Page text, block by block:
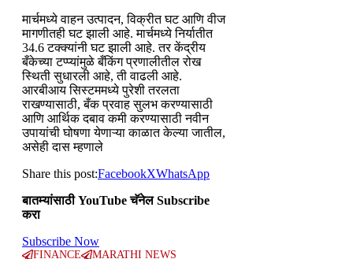
मार्चमध्ये वाहन उत्पादन, विक्रीत घट आणि वीज
मागणीतही घट झाली आहे. मार्चमध्ये निर्यातीत
34.6 टक्क्यांनी घट झाली आहे. तर केंद्रीय
बँकेच्या टप्प्यांमुळे बँकिंग प्रणालीतील रोख
स्थिती सुधारली आहे, ती वाढली आहे.
आरबीआय सिस्टममध्ये पुरेशी तरलता
राखण्यासाठी, बँक प्रवाह सुलभ करण्यासाठी
आणि आर्थिक दबाव कमी करण्यासाठी नवीन
उपायांची घोषणा येणाऱ्या काळात केल्या जातील,
असेही दास म्हणाले
Share this post:FacebookXWhatsApp
बातम्यांसाठी YouTube चॅनेल Subscribe
करा
Subscribe Now
FINANCE MARATHI NEWS